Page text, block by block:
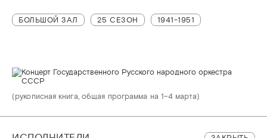
БОЛЬШОЙ ЗАЛ 25 СЕЗОН 1941-1951
(рукописная книга, общая программа на 1–4 марта)